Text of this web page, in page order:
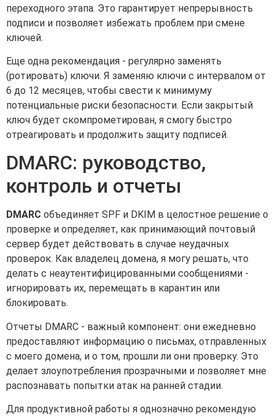
переходного этапа. Это гарантирует непрерывность
подписи и позволяет избежать проблем при смене
ключей.
Еще одна рекомендация - регулярно заменять
(ротировать) ключи. Я заменяю ключи с интервалом от
6 до 12 месяцев, чтобы свести к минимуму
потенциальные риски безопасности. Если закрытый
ключ будет скомпрометирован, я смогу быстро
отреагировать и продолжить защиту подписей.
DMARC: руководство,
контроль и отчеты
DMARC объединяет SPF и DKIM в целостное решение о
проверке и определяет, как принимающий почтовый
сервер будет действовать в случае неудачных
проверок. Как владелец домена, я могу решать, что
делать с неаутентифицированными сообщениями -
игнорировать их, перемещать в карантин или
блокировать.
Отчеты DMARC - важный компонент: они ежедневно
предоставляют информацию о письмах, отправленных
с моего домена, и о том, прошли ли они проверку. Это
делает злоупотребления прозрачными и позволяет мне
распознавать попытки атак на ранней стадии.
Для продуктивной работы я однозначно рекомендую